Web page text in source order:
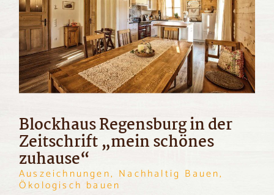
Blockhaus Regensburg in der
Zeitschrift „mein schönes
zuhause“
Auszeichnungen, Nachhaltig Bauen,
Ökologisch bauen